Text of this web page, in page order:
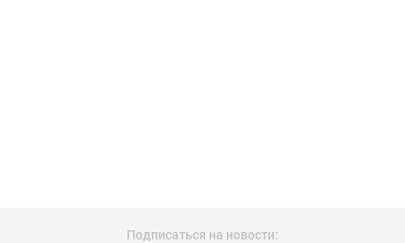
Подписаться на новости: